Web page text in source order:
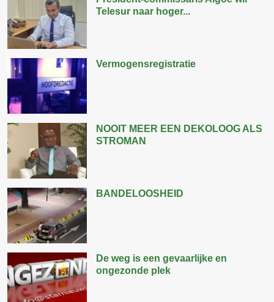
Telesur naar hoger...
Vermogensregistratie
NOOIT MEER EEN DEKOLOOG ALS
STROMAN
BANDELOOSHEID
De weg is een gevaarlijke en
ongezonde plek